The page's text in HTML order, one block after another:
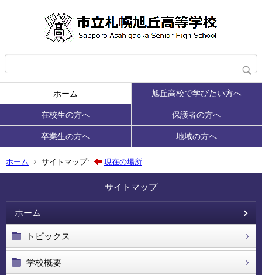
ホーム 旭丘高校で学びたい方へ
在校生の方へ 保護者の方へ
卒業生の方へ 地域の方へ
ホーム サイトマップ: 現在の場所
サイトマップ
ホーム
トピックス
学校概要